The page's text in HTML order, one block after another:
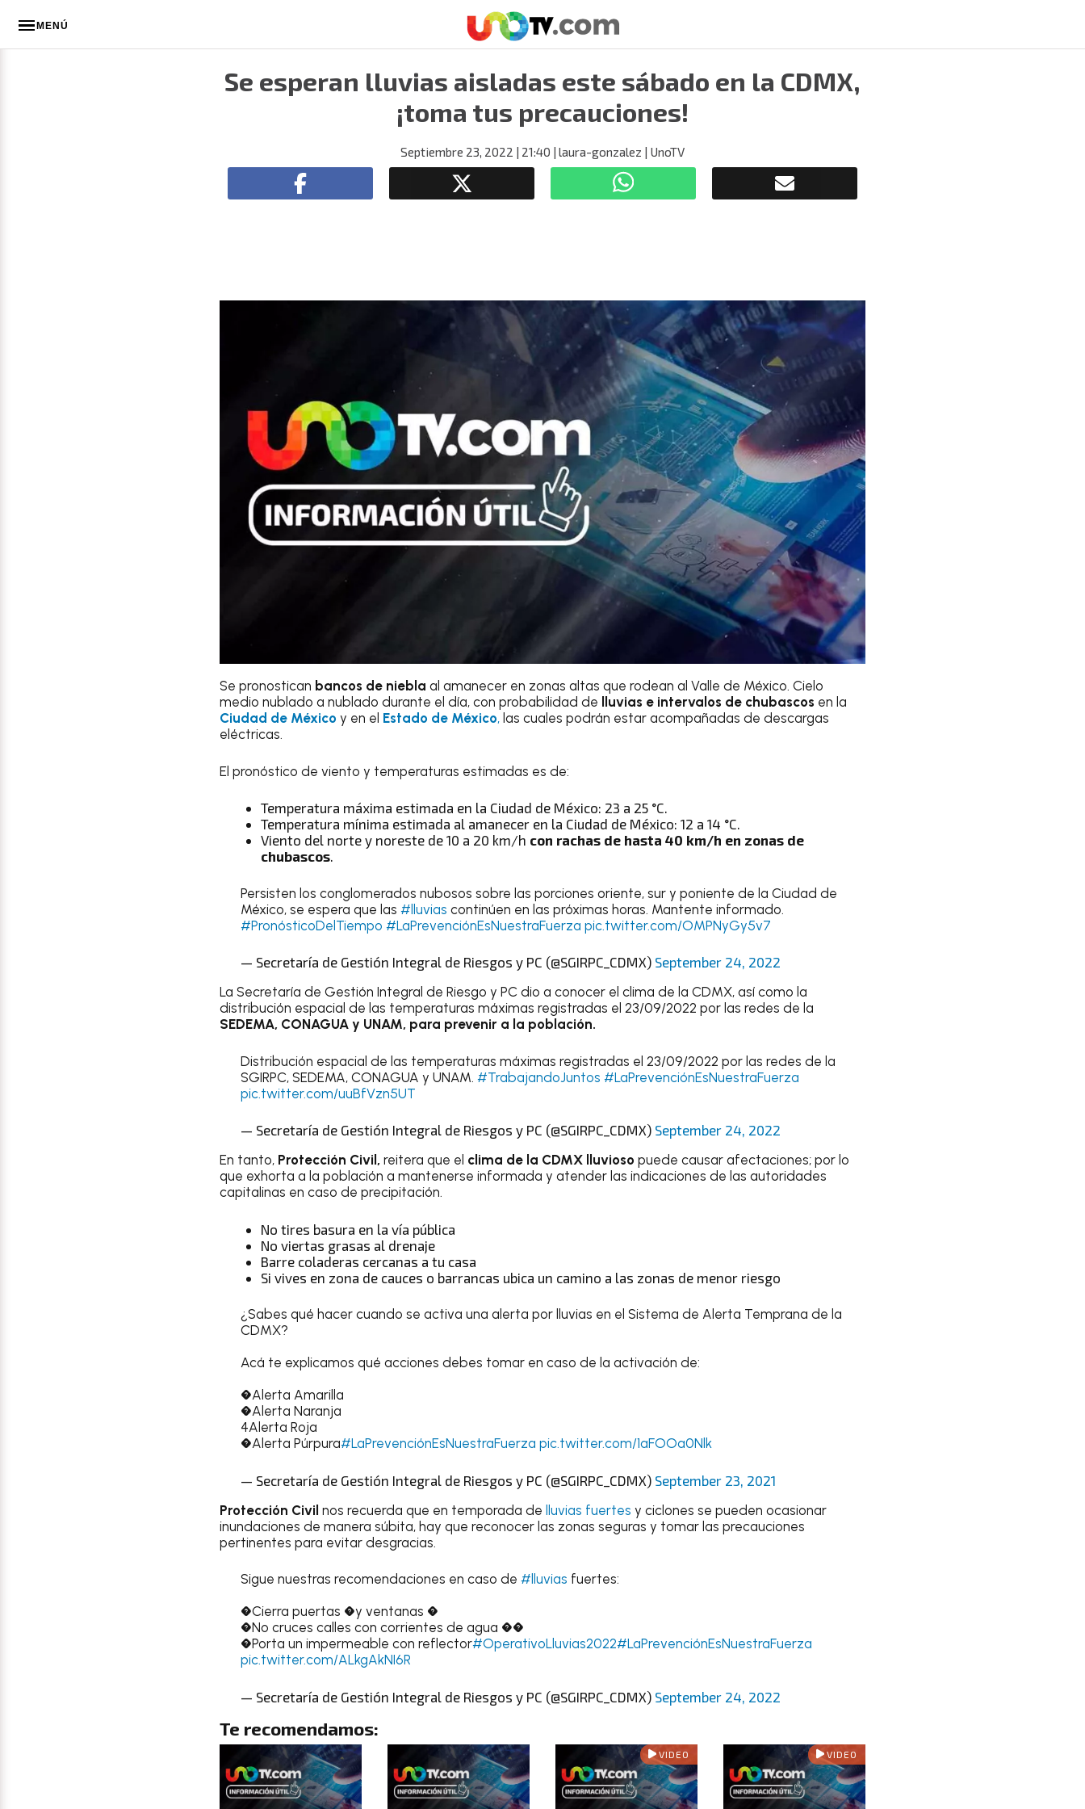
MENÚ
Se esperan lluvias aisladas este sábado en la CDMX,
¡toma tus precauciones!
Septiembre 23, 2022 | 21:40 | laura-gonzalez | UnoTV
Se pronostican bancos de niebla al amanecer en zonas altas que rodean al Valle de México. Cielo
medio nublado a nublado durante el día, con probabilidad de
lluvias e intervalos de chubascos en la
Ciudad de México y en el Estado de México, las cuales podrán estar acompañadas de descargas
eléctricas.
El pronóstico de viento y temperaturas estimadas es de:
Temperatura máxima estimada en la Ciudad de México: 23 a 25 °C.
Temperatura mínima estimada al amanecer en la Ciudad de México: 12 a 14 °C.
Viento del norte y noreste de 10 a 20 km/h con rachas de hasta 40 km/h en zonas de
chubascos.
Persisten los conglomerados nubosos sobre las porciones oriente, sur y poniente de la Ciudad de
México, se espera que las #lluvias continúen en las próximas horas. Mantente informado.
#PronósticoDelTiempo #LaPrevenciónEsNuestraFuerza pic.twitter.com/OMPNyGy5v7
— Secretaría de Gestión Integral de Riesgos y PC (@SGIRPC_CDMX) September 24, 2022
La Secretaría de Gestión Integral de Riesgo y PC dio a conocer el clima de la CDMX, así como la
distribución espacial de las temperaturas máximas registradas el 23/09/2022 por las redes de la
SEDEMA, CONAGUA y UNAM, para prevenir a la población.
Distribución espacial de las temperaturas máximas registradas el 23/09/2022 por las redes de la
SGIRPC, SEDEMA, CONAGUA y UNAM. #TrabajandoJuntos #LaPrevenciónEsNuestraFuerza
pic.twitter.com/uuBfVzn5UT
— Secretaría de Gestión Integral de Riesgos y PC (@SGIRPC_CDMX) September 24, 2022
En tanto, Protección Civil, reitera que el clima de la CDMX lluvioso puede causar afectaciones; por lo
que exhorta a la población a mantenerse informada y atender las indicaciones de las autoridades
capitalinas en caso de precipitación.
No tires basura en la vía pública
No viertas grasas al drenaje
Barre coladeras cercanas a tu casa
Si vives en zona de cauces o barrancas ubica un camino a las zonas de menor riesgo
¿Sabes qué hacer cuando se activa una alerta por lluvias en el Sistema de Alerta Temprana de la
CDMX?
Acá te explicamos qué acciones debes tomar en caso de la activación de:
�Alerta Amarilla
�Alerta Naranja
4Alerta Roja
�Alerta Púrpura#LaPrevenciónEsNuestraFuerza pic.twitter.com/1aFOOa0Nlk
— Secretaría de Gestión Integral de Riesgos y PC (@SGIRPC_CDMX) September 23, 2021
Protección Civil nos recuerda que en temporada de lluvias fuertes y ciclones se pueden ocasionar
inundaciones de manera súbita, hay que reconocer las zonas seguras y tomar las precauciones
pertinentes para evitar desgracias.
Sigue nuestras recomendaciones en caso de #lluvias fuertes:
�Cierra puertas �y ventanas �
�No cruces calles con corrientes de agua ��
�Porta un impermeable con reflector#OperativoLluvias2022#LaPrevenciónEsNuestraFuerza
pic.twitter.com/ALkgAkNI6R
— Secretaría de Gestión Integral de Riesgos y PC (@SGIRPC_CDMX) September 24, 2022
Te recomendamos:
VIDEO VIDEO